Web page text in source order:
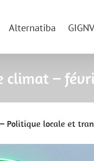
Alternatiba GIGNV
climat –
Politique locale et